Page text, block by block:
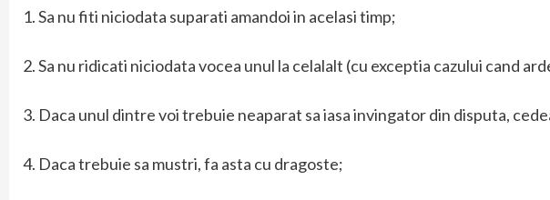
1. Sa nu fiti niciodata suparati amandoi in acelasi timp;
2. Sa nu ridicati niciodata vocea unul la celalalt (cu exceptia cazului cand
3. Daca unul dintre voi trebuie neaparat sa iasa invingator din disputa,
4. Daca trebuie sa mustri, fa asta cu dragoste;